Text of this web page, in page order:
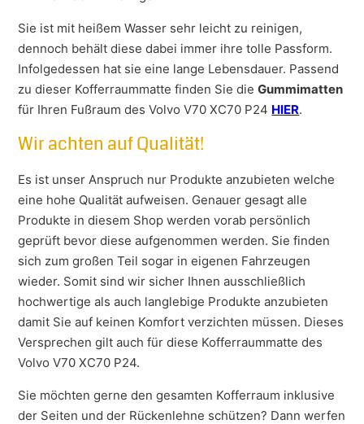
Sie ist mit heißem Wasser sehr leicht zu reinigen,
dennoch behält diese dabei immer ihre tolle Passform.
Infolgedessen hat sie eine lange Lebensdauer. Passend
zu dieser Kofferraummatte finden Sie dieGummimatten
für Ihren Fußraum des Volvo V70 XC70 P24 HIER.
Wir achten auf Qualität!
Es ist unser Anspruch nur Produkte anzubieten welche
eine hohe Qualität aufweisen. Genauer gesagt alle
Produkte in diesem Shop werden vorab persönlich
geprüft bevor diese aufgenommen werden. Sie finden
sich zum großen Teil sogar in eigenen Fahrzeugen
wieder. Somit sind wir sicher Ihnen ausschließlich
hochwertige als auch langlebige Produkte anzubieten
damit Sie auf keinen Komfort verzichten müssen. Dieses
Versprechen gilt auch für diese Kofferraummatte des
Volvo V70 XC70 P24.
Sie möchten gerne den gesamten Kofferraum inklusive
der Seiten und der Rückenlehne schützen? Dann werfen